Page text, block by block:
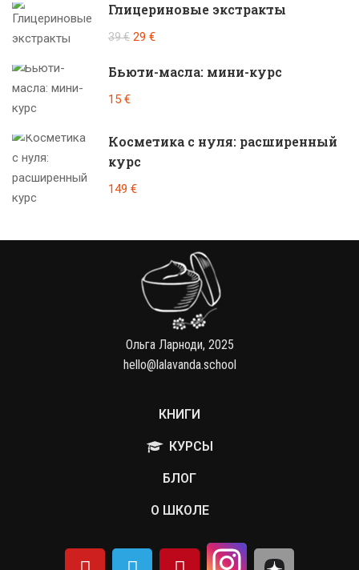
Глицериновые экстракты
39 € 29 €
Бьюти-масла: мини-курс
15 €
Косметика с нуля: расширенный
курс
149 €
Ольга Ларноди, 2025
hello@lalavanda.school
КНИГИ
КУРСЫ
БЛОГ
О ШКОЛЕ